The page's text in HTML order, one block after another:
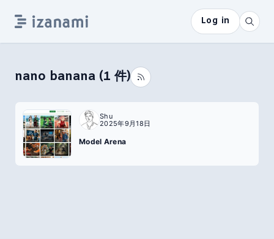
Log in
nano banana (1 件)
Shu
2025年9月18日
Model Arena